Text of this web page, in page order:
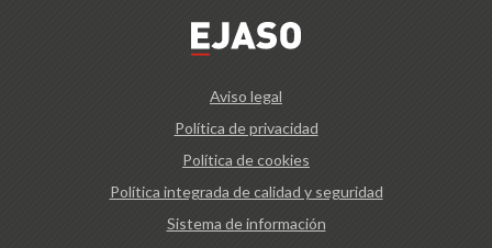
Aviso legal
Política de privacidad
Política de cookies
Política integrada de calidad y seguridad
Sistema de información